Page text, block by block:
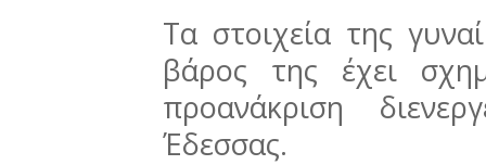
Tα στοιχεία της
βάρος της έχει
προανάκριση
Έδεσσας.